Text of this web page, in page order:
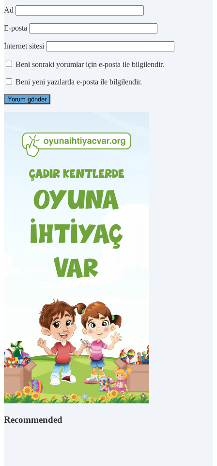
Ad
E-posta
İnternet sitesi
Beni sonraki yorumlar için e-posta ile bilgilendir.
Beni yeni yazılarda e-posta ile bilgilendir.
Recommended